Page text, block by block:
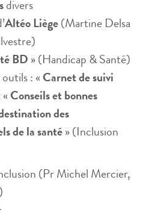
divers
Altéo Liège (Martine Delsa
BD » (Handicap & Santé)
: « Carnet de suivi
«Conseils et bonnes
des
de la santé » (Inclusion
(Pr Michel Mercier,